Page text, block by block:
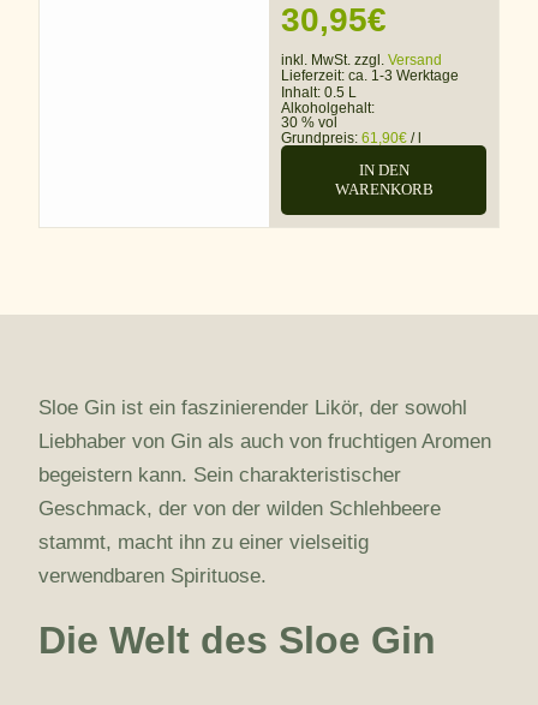
30,95€
inkl. MwSt. zzgl. Versand
Lieferzeit: ca. 1-3 Werktage
Inhalt: 0.5 L
Alkoholgehalt:
30 % vol
Grundpreis: 61,90€ /
IN DEN
WARENKORB
Sloe Gin ist ein faszinierender Likör, der sowohl
Liebhaber von Gin als auch von fruchtigen Aromen
begeistern kann. Sein charakteristischer
Geschmack, der von der wilden Schlehbeere
stammt, macht ihn zu einer vielseitig
verwendbaren Spirituose.
Die Welt des Sloe Gin